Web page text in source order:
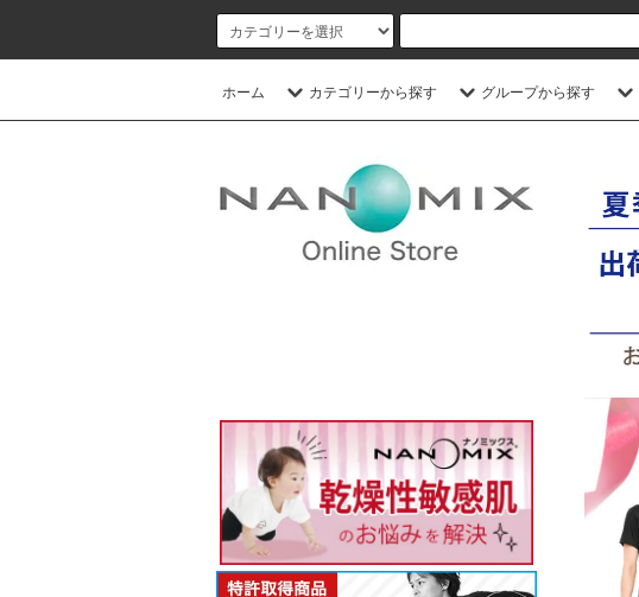
ホーム カテゴリーから探す グループから探す